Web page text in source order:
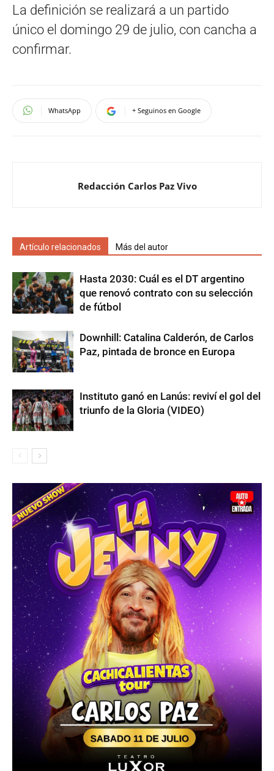
La definición se realizará a un partido
único el domingo 29 de julio, con cancha a
confirmar.
WhatsApp + Seguinos en Google
Redacción Carlos Paz Vivo
Artículo relacionados Más del autor
Hasta 2030: Cuál es el DT argentino
que renovó contrato con su selección
de fútbol
Downhill: Catalina Calderón, de Carlos
Paz, pintada de bronce en Europa
Instituto ganó en Lanús: reviví el gol del
triunfo de la Gloria (VIDEO)